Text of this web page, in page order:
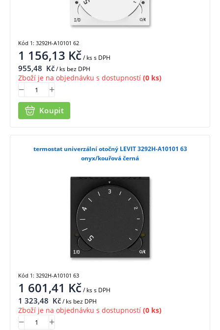
1 156,13 Kč/ kss DPH
955,48 Kč/ ks bez DPH
Zboží je na objednávku s dostupností (0 ks)
Koupit
Kód 1: 3292H-A10101 62
termostat univerzální otočný LEVIT 3292H-A10101 63
onyx/kouřová černá
1 601,41 Kč/ kss DPH
1 323,48 Kč/ ks bez DPH
Zboží je na objednávku s dostupností (0 ks)
Kód 1: 3292H-A10101 63